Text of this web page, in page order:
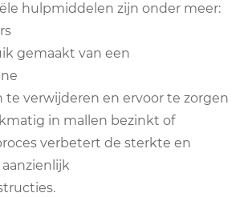
hulpmiddelen zijn onder meer:
gemaakt van een
verwijderen en ervoor te zorgen
in mallen bezinkt of
verbetert de sterkte en